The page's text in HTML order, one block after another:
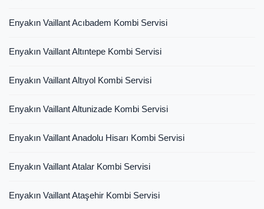
Enyakın Vaillant Acıbadem Kombi Servisi
Enyakın Vaillant Altıntepe Kombi Servisi
Enyakın Vaillant Altıyol Kombi Servisi
Enyakın Vaillant Altunizade Kombi Servisi
Enyakın Vaillant Anadolu Hisarı Kombi Servisi
Enyakın Vaillant Atalar Kombi Servisi
Enyakın Vaillant Ataşehir Kombi Servisi